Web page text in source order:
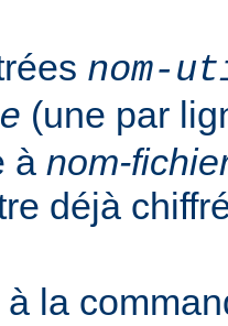
nom-
(une par
à nom-
déjà
à la